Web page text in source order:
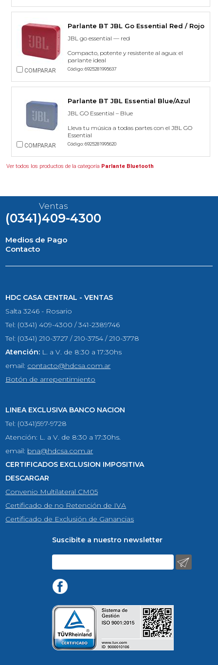
Parlante BT JBL Go Essential Red / Rojo
JBL go essential — red
Compacto, potente y resistente al agua: el
parlante ideal
Código: 6925281995637
COMPARAR
Parlante BT JBL Essential Blue/Azul
JBL GO Essential – Blue
Lleva tu música a todas partes con el JBL GO
Essential
Código: 6925281995620
COMPARAR
Ver todos los productos de la categoría Parlante Bluetooth
Ventas
(0341)409-4300
Medios de Pago
Contacto
HDC CASA CENTRAL - VENTAS
Salta 3246 - Rosario
Tel: (0341) 409-4300 / 341-2389746
Tel: (0341) 210-3727 / 210-3754 / 210-3778
Atención: L. a V. de 8:30 a 17:30hs
email: contacto@hdcsa.com.ar
Botón de arrepentimiento
LINEA EXCLUSIVA BANCO NACION
Tel: (0341)597-9728
Atención: L. a V. de 8:30 a 17:30hs.
email: bna@hdcsa.com.ar
CERTIFICADOS EXCLUSION IMPOSITIVA
DESCARGAR
Convenio Multilateral CM05
Certificado de no Retención de IVA
Certificado de Exclusión de Ganancias
Suscibite a nuestro newsletter